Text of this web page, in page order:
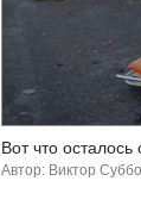
Вот что
Автор: Виктор